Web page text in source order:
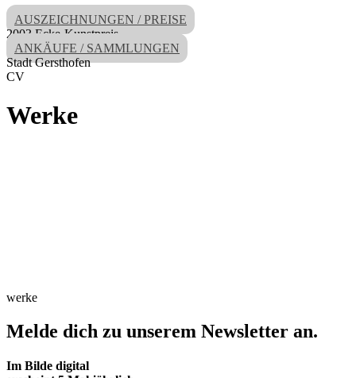
AUSZEICHNUNGEN / PREISE
2003 Ecke-Kunstpreis
ANKÄUFE / SAMMLUNGEN
Stadt Gersthofen
CV
Werke
werke
Melde dich zu unserem Newsletter an.
Im Bilde digital